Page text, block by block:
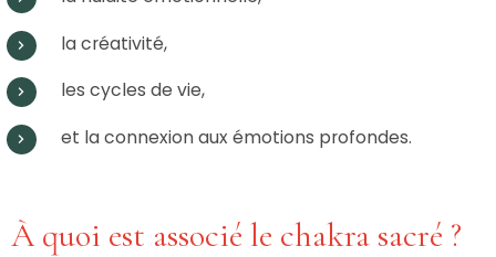
la créativité,
les cycles de vie,
et la connexion aux émotions profondes.
À quoi est associé le chakra sacré ?